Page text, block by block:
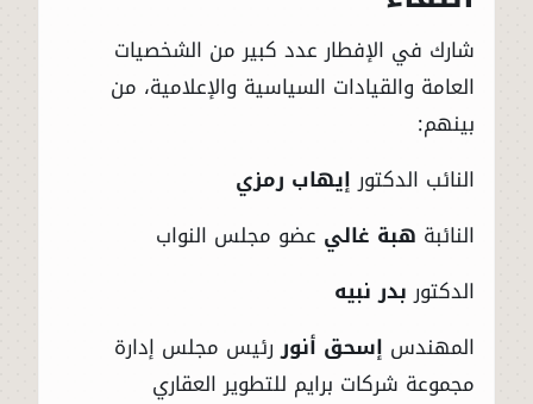
شارك في الإفطار عدد كبير من الشخصيات
العامة والقيادات السياسية والإعلامية، من
بينهم:
النائب الدكتورإيهاب رمزي
النائبة هبة غالي عضو مجلس النواب
الدكتوربدر نبيه
المهندس إسحق أنوررئيس مجلس إدارة
مجموعة شركات برايم للتطوير العقاري